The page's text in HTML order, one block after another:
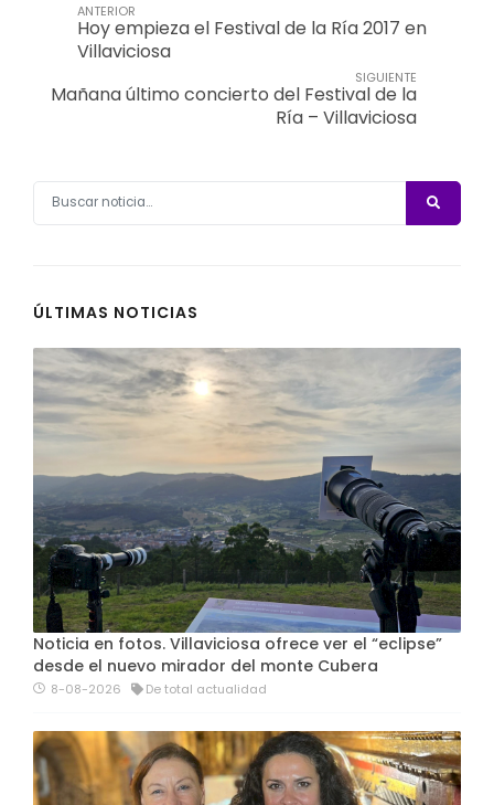
ANTERIOR
Hoy empieza el Festival de la Ría 2017 en
Villaviciosa
SIGUIENTE
Mañana último concierto del Festival de la
Ría – Villaviciosa
ÚLTIMAS NOTICIAS
Noticia en fotos. Villaviciosa ofrece ver el “eclipse”
desde el nuevo mirador del monte Cubera
8-08-2026 De total actualidad